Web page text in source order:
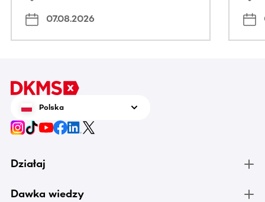
07.08.2026
Polska
Działaj
Dawka wiedzy